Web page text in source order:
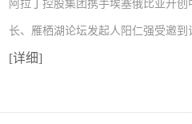
阿拉丁控股集团携手埃塞俄比亚开
长、雁栖湖论坛发起人阳仁强受邀
[详细]